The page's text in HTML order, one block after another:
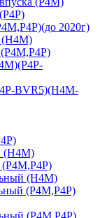
2020г)
(Н4М)
BVR5)(H4M-
(Н4М)
(H4M)
(P4M,P4P)
(P4M,P4P)